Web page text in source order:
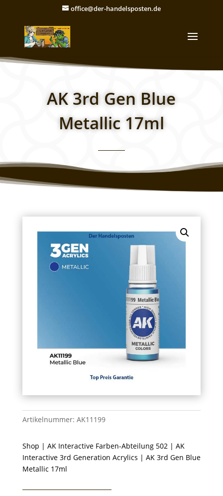
office@der-handelsposten.de
AK 3rd Gen Blue
Metallic 17ml
Artikelnummer: AK11199
Shop | AK Interactive Farben-Abteilung 502| AK
Interactive 3rd Generation Acrylics | AK 3rd Gen Blue
Metallic 17ml